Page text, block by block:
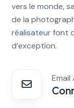
vers le monde,
de la
réalisateur font
d’exception.
Email